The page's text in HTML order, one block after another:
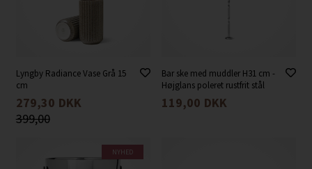
Lyngby Radiance Vase Grå 15
cm
279,30 DKK
399,00
Bar ske med muddler H31 cm -
Højglans poleret rustfrit stål
119,00 DKK
NYHED